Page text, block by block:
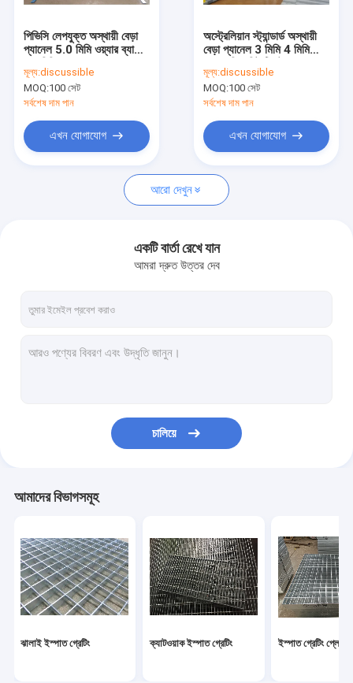
যোগাযোগ করুন
ক্যাটওয়াক ইস্পাত গ্রেটিং
ইস্পাত ড্রাইভওয়ে গ্রেটস গ্রেটিং
গ্যালভেনাইজড ড্রেন গ্রেট
ঝালাই তারের জাল বেড়া
ডায়মন্ড চেইন লিংক বেড়া
পিভিসি লেপযুক্ত অস্থায়ী বেড়া
প্যানেল 5.0 মিমি ওয়্যার ব্যাসের
মূল্য:discussible
MOQ:100 সেট
সর্বশেষ দাম পান
এখন যোগাযোগ
অস্ট্রেলিয়ান স্ট্যান্ডার্ড অস্থায়ী
বেড়া প্যানেল 3 মিমি 4 মিমি
মূল্য:discussible
MOQ:100 সেট
সর্বশেষ দাম পান
এখন যোগাযোগ
আরো দেখুন
একটি বার্তা রেখে যান
আমরা দ্রুত উত্তর দেব
চালিয়ে
আমাদের বিভাগসমূহ
ঝালাই ইস্পাত গ্রেটিং ক্যাটওয়াক ইস্পাত গ্রেটিং ইস্পাত গ্রেটিং প্লেট